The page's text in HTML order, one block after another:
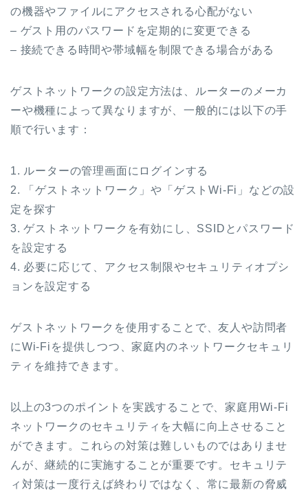
の機器やファイルにアクセスされる心配がない
– ゲスト用のパスワードを定期的に変更できる
– 接続できる時間や帯域幅を制限できる場合がある
ゲストネットワークの設定方法は、ルーターのメーカ
ーや機種によって異なりますが、一般的には以下の手
順で行います：
1. ルーターの管理画面にログインする
2. 「ゲストネットワーク」や「ゲストWi-Fi」などの設
定を探す
3. ゲストネットワークを有効にし、SSIDとパスワード
を設定する
4. 必要に応じて、アクセス制限やセキュリティオプシ
ョンを設定する
ゲストネットワークを使用することで、友人や訪問者
にWi-Fiを提供しつつ、家庭内のネットワークセキュリ
ティを維持できます。
以上の3つのポイントを実践することで、家庭用Wi-Fi
ネットワークのセキュリティを大幅に向上させること
ができます。これらの対策は難しいものではありませ
んが、継続的に実施することが重要です。セキュリテ
ィ対策は一度行えば終わりではなく、常に最新の脅威